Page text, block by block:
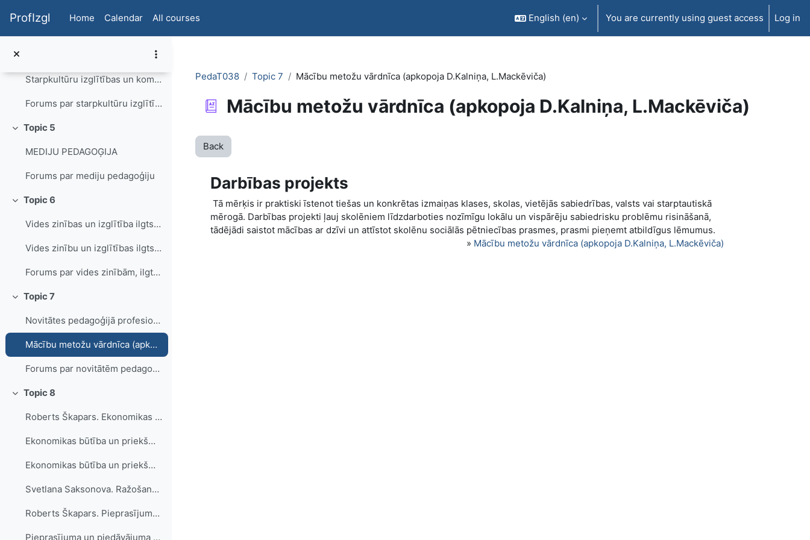
ProfIzgl Home Calendar All courses English ‎(en)‎ You are currently using guest access Log in
Starpkultūru izglītības un komunikācijas aktualitātes pedagoģijā
Forums par starpkultūru izglītību
Collapse
Topic 5
MEDIJU PEDAGOĢIJA
Forums par mediju pedagoģiju
Collapse
Topic 6
Vides zinības un izglītība ilgtspējīgai attīstībai
Vides zinību un izglītības ilgtspējīgai attīstībai vārdnīca
Forums par vides zinībām, ilgtspējīgu attīstību un izglītību ilgtspējīgai attīstībai
Collapse
Topic 7
Novitātes pedagoģijā profesionālās izglītības skolotājiem
Mācību metožu vārdnīca (apkopoja D.Kalniņa, L.Mackēviča)
Forums par novitātēm pedagoģijā
Collapse
Topic 8
Roberts Škapars. Ekonomikas būtība un priekšmets. Teorija. (e-grāmata)
Ekonomikas būtība un priekšmets. Loģiskās shēmas
Ekonomikas būtība un priekšmets. Prezentācija.
Svetlana Saksonova. Ražošanas resursu, ražošanas faktoru, preču (pakalpojumu) un naudas plūsmas modelis (e - grāmata)
Roberts Škapars. Pieprasījuma un piedāvājuma noteikšana. Teorija. (e-grāmata)
Pieprasījuma un piedāvājuma noteikšana. Loģiskās shēmas
PedaT038 Topic 7 Mācību metožu vārdnīca (apkopoja D.Kalniņa, L.Mackēviča)
Mācību metožu vārdnīca (apkopoja D.Kalniņa, L.Mackēviča)
Back
Darbības projekts
Tā mērķis ir praktiski īstenot tiešas un konkrētas izmaiņas klases, skolas, vietējās sabiedrības, valsts vai starptautiskā
mērogā. Darbības projekti ļauj skolēniem līdzdarboties nozīmīgu lokālu un vispārēju sabiedrisku problēmu risināšanā,
tādējādi saistot mācības ar dzīvi un attīstot skolēnu sociālās pētniecības prasmes, prasmi pieņemt atbildīgus lēmumus.
» Mācību metožu vārdnīca (apkopoja D.Kalniņa, L.Mackēviča)